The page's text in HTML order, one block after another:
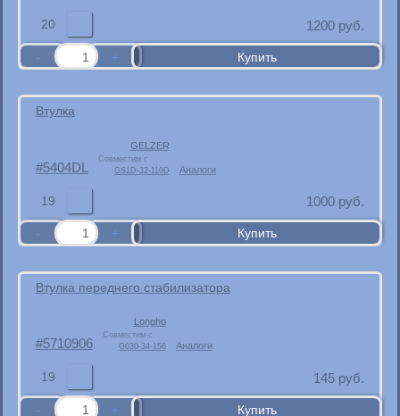
20 1200 руб.
Втулка
5404DL
GELZER
Совместим с
GS1D-32-110D
Аналоги
19 1000 руб.
Втулка переднего стабилизатора
5710906
Longho
Совместим с
G030-34-156
Аналоги
19 145 руб.